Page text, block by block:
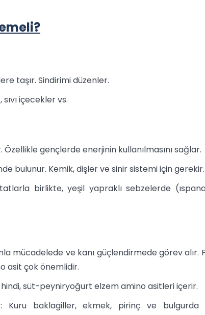
taşır. Sindirimi düzenler.
içecekler vs.
gençlerde enerjinin kullanılmasını sağlar.
bulunur. Kemik, dişler ve sinir sistemi için gerekir.
birlikte, yeşil yapraklı sebzelerde
mücadelede ve kanı güçlendirmede görev alır.
asit çok önemlidir.
hindi, süt-peyniryoğurt elzem amino asitleri içerir.
baklagiller, ekmek, pirinç ve bulgurda